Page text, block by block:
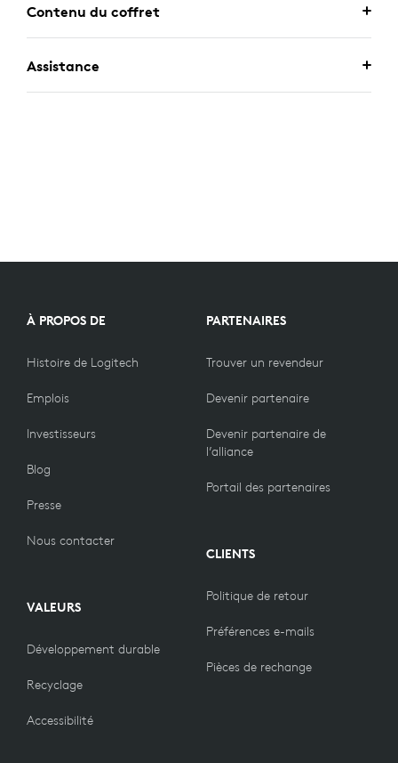
Contenu du coffret
Assistance
À PROPOS DE
Histoire de Logitech
Emplois
Investisseurs
Blog
Presse
Nous contacter
VALEURS
Développement durable
Recyclage
Accessibilité
PARTENAIRES
Trouver un revendeur
Devenir partenaire
Devenir partenaire de
l’alliance
Portail des partenaires
CLIENTS
Politique de retour
Préférences e-mails
Pièces de rechange